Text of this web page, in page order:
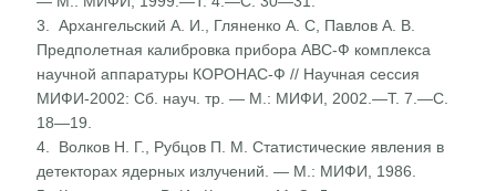
3. Архангельский А. И., Гляненко А. С, Павлов А. В.
Пред­полетная калибровка прибора АВС-Ф комплекса
научной аппаратуры КОРОНАС-Ф // Научная сессия
МИФИ-2002: Сб. науч. тр. — М.: МИФИ, 2002.—Т. 7.—С.
18—19.
4. Волков Н. Г., Рубцов П. М. Статистические явления в
детекторах ядерных излучений. — М.: МИФИ, 1986.